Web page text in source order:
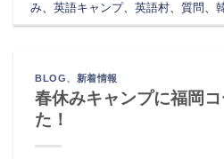
み、英語キャンプ、英語村、質問、
BLOG、 新着情報
春休みキャンプに福岡
た！